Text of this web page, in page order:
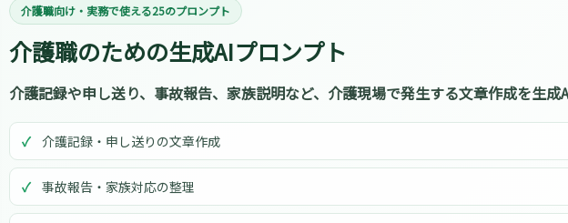
介護職向け・実務で使える25のプロンプト
介護職のための生成AIプロンプト
介護記録や申し送り、事故報告、家族説明など、介護現場で発生する文章作成を生成
介護記録・申し送りの文章作成
事故報告・家族対応の整理